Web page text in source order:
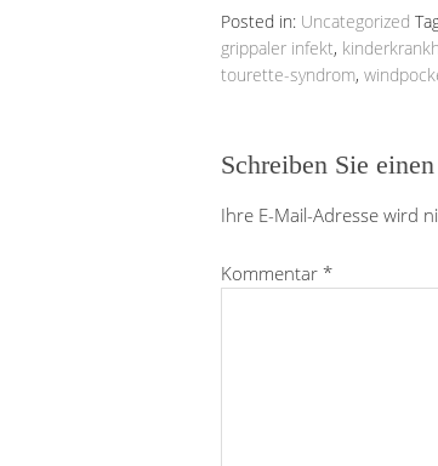
Posted in: Uncategorized
grippaler infekt,
tourette-syndrom,
Schreiben Sie
Ihre E-Mail-Adresse wird
Kommentar *